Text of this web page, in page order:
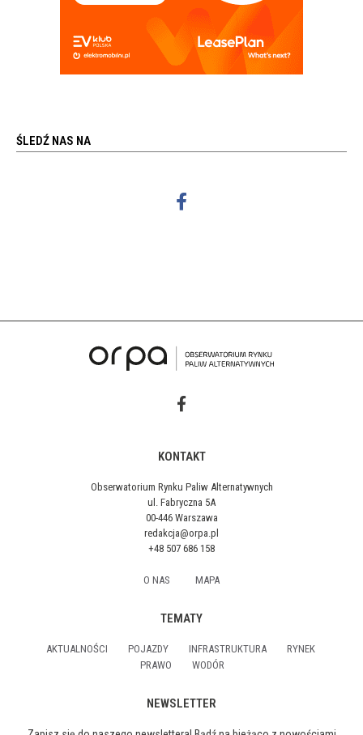
ŚLEDŹ NAS NA
KONTAKT
Obserwatorium Rynku Paliw Alternatywnych
ul. Fabryczna 5A
00-446 Warszawa
redakcja@orpa.pl
+48 507 686 158
O NAS MAPA
TEMATY
AKTUALNOŚCI POJAZDY INFRASTRUKTURA
RYNEK
PRAWO
WODÓR
NEWSLETTER